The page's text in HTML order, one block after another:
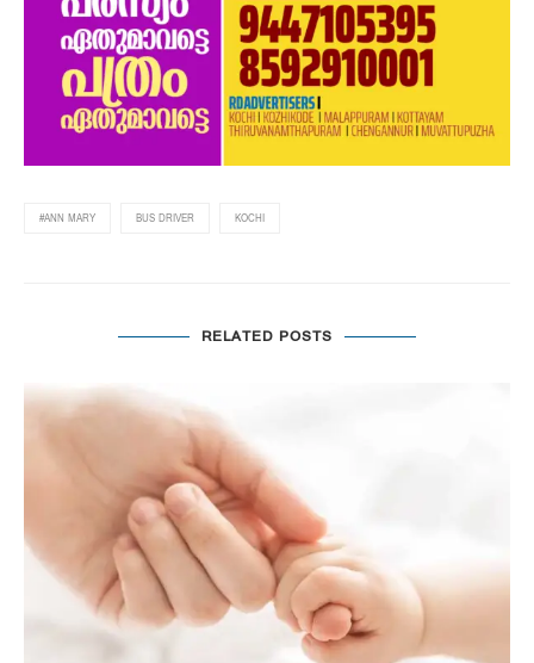
#ANN MARY BUS DRIVER KOCHI
RELATED POSTS